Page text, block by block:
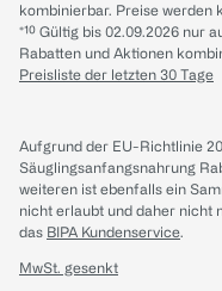
kombinierbar. Preise werden
*¹⁰ Gültig bis 02.09.2026 nur
Rabatten und Aktionen
Preisliste der letzten 30 Tage
Aufgrund der EU-Richtlinie
Säuglingsanfangsnahrung
weiteren ist ebenfalls ein
nicht erlaubt und daher nicht
das BIPA Kundenservice.
MwSt. gesenkt